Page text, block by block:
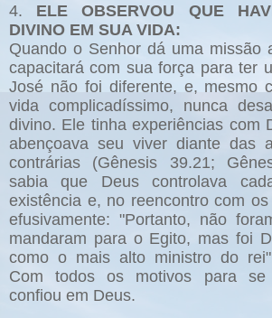
4. ELE OBSERVOU QUE
DIVINO EM SUA VIDA:
Quando o Senhor dá uma missão
capacitará com sua força para ter
José não foi diferente, e, mesmo
vida complicadíssimo, nunca
divino. Ele tinha experiências com
abençoava seu viver diante das
contrárias (Gênesis 39.21;
sabia que Deus controlava
existência e, no reencontro com
efusivamente: "Portanto, não
mandaram para o Egito, mas foi
como o mais alto ministro do
Com todos os motivos para se
confiou em Deus.